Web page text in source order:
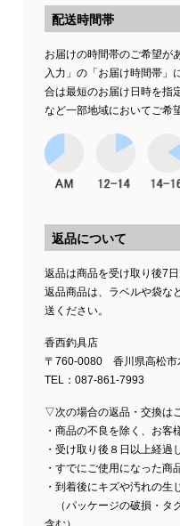
配送時間帯
お届けの時間帯のご希望が
入力」の「お届け時間帯」
合は最短のお届け日時を指
など一部地域においてご希
返品について
返品は商品を受け取り後7
返品商品は、ラベルや袋な
送ください。
香西釣具店
〒760-0080 香川県高松市
TEL：087-861-7993
▽次の場合の返品・交換は
・商品の不良を除く、お客
・受け取り後８日以上経過
・すでにご使用になった商
・到着後にキズや汚れの生
（パッケージの破損・タ